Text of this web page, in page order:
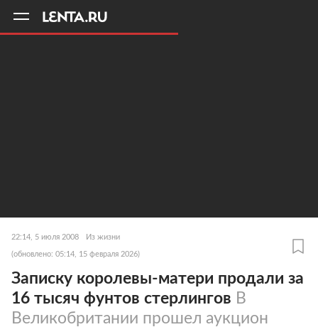
22:14, 5 июля 2008 Из жизни
(обновлено: 05:14, 15 февраля 2026)
Записку королевы-матери продали за
16 тысяч фунтов стерлингов В
Великобритании прошел аукцион